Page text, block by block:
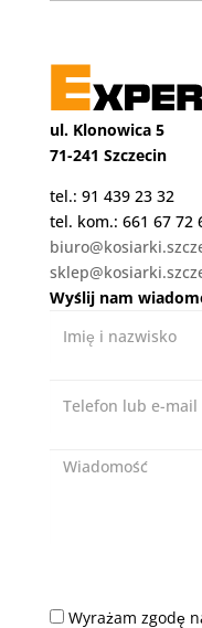
ul. Klonowica 5
71-241 Szczecin
tel.: 91 439 23 32
tel. kom.: 661 67 72
Wyślij nam
lub
mail
Wiadomość
Wyrażam zgodę